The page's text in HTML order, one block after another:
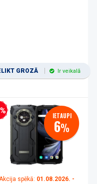
GROZĀ Ir veikalā
kredīts IETAUPI
6%
spēkā: 01.08.2026. -